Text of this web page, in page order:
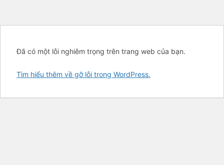
Đã có một lỗi nghiêm trọng trên trang web của bạn.
Tìm hiểu thêm về gỡ lỗi trong WordPress.